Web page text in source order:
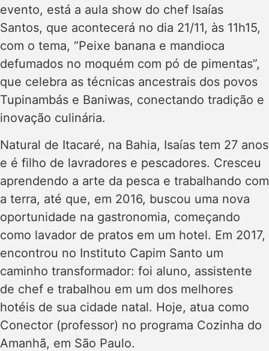
evento, está a aula show do chef Isaías
Santos, que acontecerá no dia 21/11, às 11h15,
com o tema, “Peixe banana e mandioca
defumados no moquém com pó de pimentas”,
que celebra as técnicas ancestrais dos povos
Tupinambás e Baniwas, conectando tradição e
inovação culinária.
Natural de Itacaré, na Bahia, Isaías tem 27 anos
e é filho de lavradores e pescadores. Cresceu
aprendendo a arte da pesca e trabalhando com
a terra, até que, em 2016, buscou uma nova
oportunidade na gastronomia, começando
como lavador de pratos em um hotel. Em 2017,
encontrou no Instituto Capim Santo um
caminho transformador: foi aluno, assistente
de chef e trabalhou em um dos melhores
hotéis de sua cidade natal. Hoje, atua como
Conector (professor) no programa Cozinha do
Amanhã, em São Paulo.